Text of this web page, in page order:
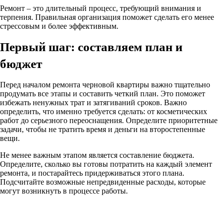
Ремонт – это длительный процесс, требующий внимания и
терпения. Правильная организация поможет сделать его менее
стрессовым и более эффективным.
Первый шаг: составляем план и
бюджет
Перед началом ремонта черновой квартиры важно тщательно
продумать все этапы и составить четкий план. Это поможет
избежать ненужных трат и затягиваний сроков. Важно
определить, что именно требуется сделать: от косметических
работ до серьезного переоснащения. Определите приоритетные
задачи, чтобы не тратить время и деньги на второстепенные
вещи.
Не менее важным этапом является составление бюджета.
Определите, сколько вы готовы потратить на каждый элемент
ремонта, и постарайтесь придерживаться этого плана.
Подсчитайте возможные непредвиденные расходы, которые
могут возникнуть в процессе работы.